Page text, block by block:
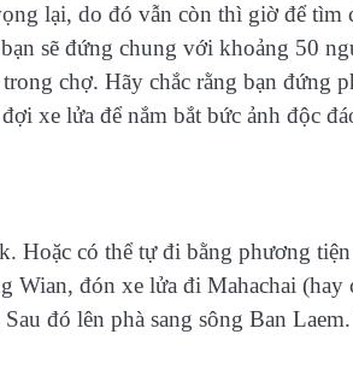
lại, do đó vẫn còn thì giờ để
sẽ đứng chung với khoảng 50
chợ. Hãy chắc rằng bạn đứng
xe lửa để nắm bắt bức ảnh độc
Hoặc có thể tự đi bằng phương
Wian, đón xe lửa đi Mahachai (hay
đó lên phà sang sông Ban